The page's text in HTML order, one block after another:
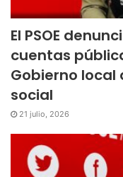
El PSOE
cuentas
Gobierno
social
21 julio, 2026